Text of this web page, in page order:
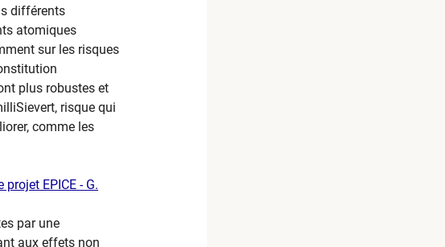
différents
atomiques
sur les risques
plus robustes et
risque qui
comme les
EPICE - G.
par une
aux effets non